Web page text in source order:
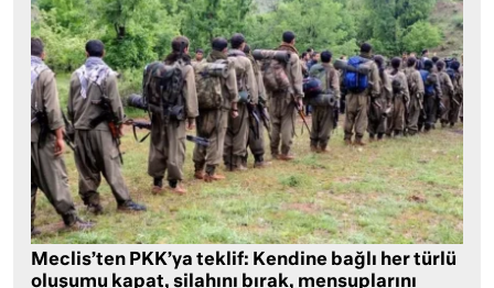
Meclis’ten PKK’ya teklif: Kendine bağlı her türlü
oluşumu kapat, silahını bırak, mensuplarını